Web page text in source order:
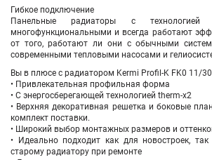
Гибкое подключение
Панельные радиаторы с технологией
многофункциональными и всегда работают
от того, работают ли они с обычными
современными тепловыми насосами и
Вы в плюсе с радиатором Kermi Profil-K FK0 11/
• Привлекательная профильная форма
• С энергосберегающей технологией therm-x2
• Верхняя декоративная решетка и боковые
комплект поставки.
• Широкий выбор монтажных размеров и
• Идеально подходит как для новостроек,
старому радиатору при ремонте